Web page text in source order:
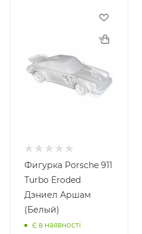
Фигурка Porsche 911
Turbo Eroded
Дэниел Аршам
(Белый)
Є в наявності